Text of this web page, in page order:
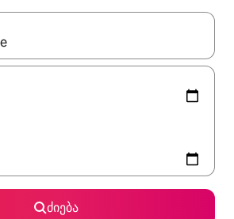
გახდება, ნავიგაციისთვის
ძიება